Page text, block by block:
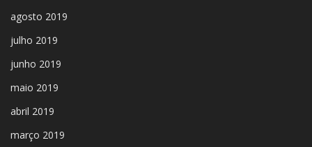
agosto 2019
julho 2019
junho 2019
maio 2019
abril 2019
março 2019